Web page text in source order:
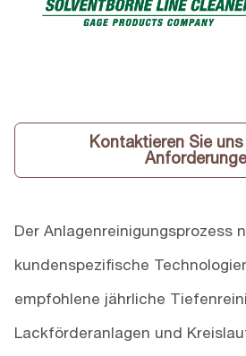
Kontaktieren Sie
Der Anlagenreinigungsprozess
kundenspezifische
empfohlene jährliche
Lackförderanlagen und